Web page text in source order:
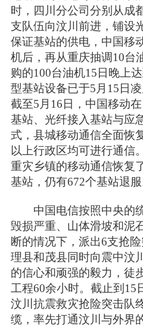
时，四川分公司分别从成
支队伍向汶川前进，铺设
保证基站的供电，中国移
机后，再从重庆抽调10台
购的100台油机15日晚上
型基站设备已于5月15日凌
截至5月16日，中国移动
基站、光纤接入基站与应
式，县城移动通信全面恢
以上行政区均可进行通信
重灾乡镇的移动通信恢复
基站，仍有672个基站退服
中国电信按照中央的统
毁损严重、山体滑坡和泥
断的情况下，派出6支抢
理县和茂县同时向震中汶
的信心和顽强的毅力，徒
工程60余小时。截止到15
汶川抗震救灾抢险突击队
缆，率先打通汶川与外界